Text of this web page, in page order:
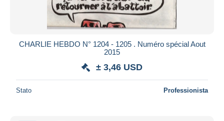
CHARLIE HEBDO N° 1204 - 1205 . Numéro spécial Aout
2015
± 3,46 USD
Stato Professionista